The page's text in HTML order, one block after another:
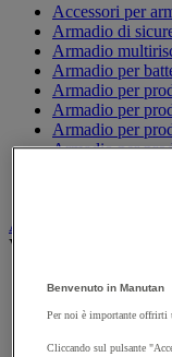
Accessori per
Armadio di
Armadio
Armadio per
Armadio per
Armadio per
Armadio per
Armadio per
Assorbente industriale
Vedi tutte le categorie
Assorbente
perdite
Contenitore e
Benvenuto in Manutan
Per noi è importante offrirti
Cliccando sul pulsante